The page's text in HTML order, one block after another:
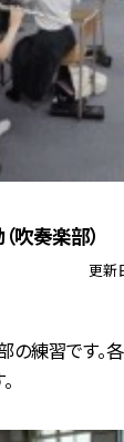
吹奏楽部）
更新
の練習です。